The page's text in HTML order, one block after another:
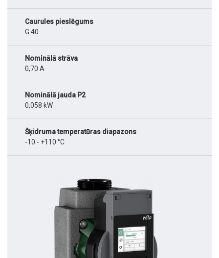
Caurules pieslēgums
G 40
Nominālā strāva
0,70 A
Nominālā jauda P2
0,058 kW
Šķidruma temperatūras diapazons
-10 - +110 °C